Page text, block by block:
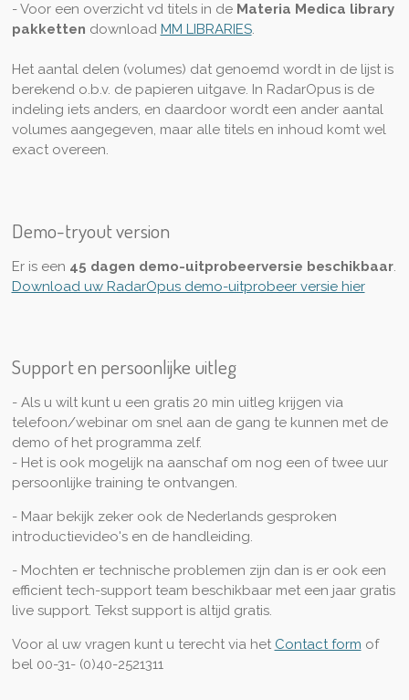
- Voor een overzicht vd titels in de Materia Medica library
pakketten download MM LIBRARIES.
Het aantal delen (volumes) dat genoemd wordt in de lijst is
berekend o.b.v. de papieren uitgave. In RadarOpus is de
indeling iets anders, en daardoor wordt een ander aantal
volumes aangegeven, maar alle titels en inhoud komt wel
exact overeen.
Demo-tryout version
Er is een 45 dagen demo-uitprobeerversie beschikbaar.
Download uw RadarOpus demo-uitprobeer versie hier
Support en persoonlijke uitleg
- Als u wilt kunt u een gratis 20 min uitleg krijgen via
telefoon/webinar om snel aan de gang te kunnen met de
demo of het programma zelf.
- Het is ook mogelijk na aanschaf om nog een of twee uur
persoonlijke training te ontvangen.
- Maar bekijk zeker ook de Nederlands gesproken
introductievideo's en de handleiding.
- Mochten er technische problemen zijn dan is er ook een
efficient tech-support team beschikbaar met een jaar gratis
live support. Tekst support is altijd gratis.
Voor al uw vragen kunt u terecht via het Contact form of
bel 00-31- (0)40-2521311